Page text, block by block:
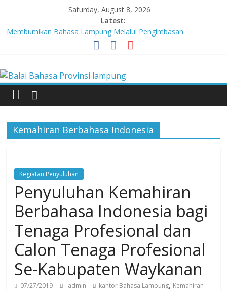
content
Saturday, August 8, 2026
Latest:
Membumikan Bahasa Lampung Melalui Pengimbasan
Revitalisasi Bahasa Daerah
Lebih dari 5,5 Juta Buku Bacaan Bermutu Dikirim untuk Perkuat
Literasi Anak Indonesia
Tingkatkan Kolaborasi Melalui Festival Literasi Lampung
Babak Final Festival Musikalisasi Puisi Kembali Digelar
Balai
Bahasa
Provinsi
Badan
Pengembangan
dan
Pembinaan
Bahasa
Kemahiran Berbahasa Indonesia
Kegiatan Penyuluhan
Penyuluhan Kemahiran
Berbahasa Indonesia bagi
Tenaga Profesional dan
Calon Tenaga Profesional
Se-Kabupaten Waykanan
07/27/2019 admin kantor Bahasa Lampung, Kemahiran